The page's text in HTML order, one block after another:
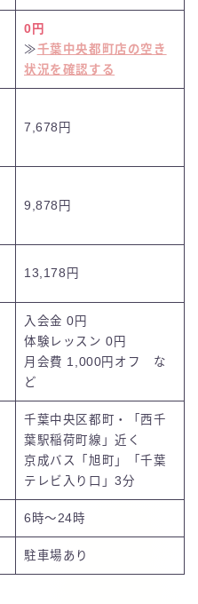
0円
≫千葉中央都町店の空き
状況を確認する
7,678円
9,878円
13,178円
入会金 0円
体験レッスン 0円
月会費 1,000円オフ
な
ど
千葉中央区都町・「西千
葉駅稲荷町線」近く
京成バス「旭町」「千葉
テレビ入り口」3分
6時〜24時
駐車場あり